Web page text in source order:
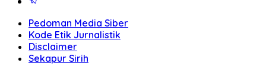
Pedoman Media Siber
Kode Etik Jurnalistik
Disclaimer
Sekapur Sirih